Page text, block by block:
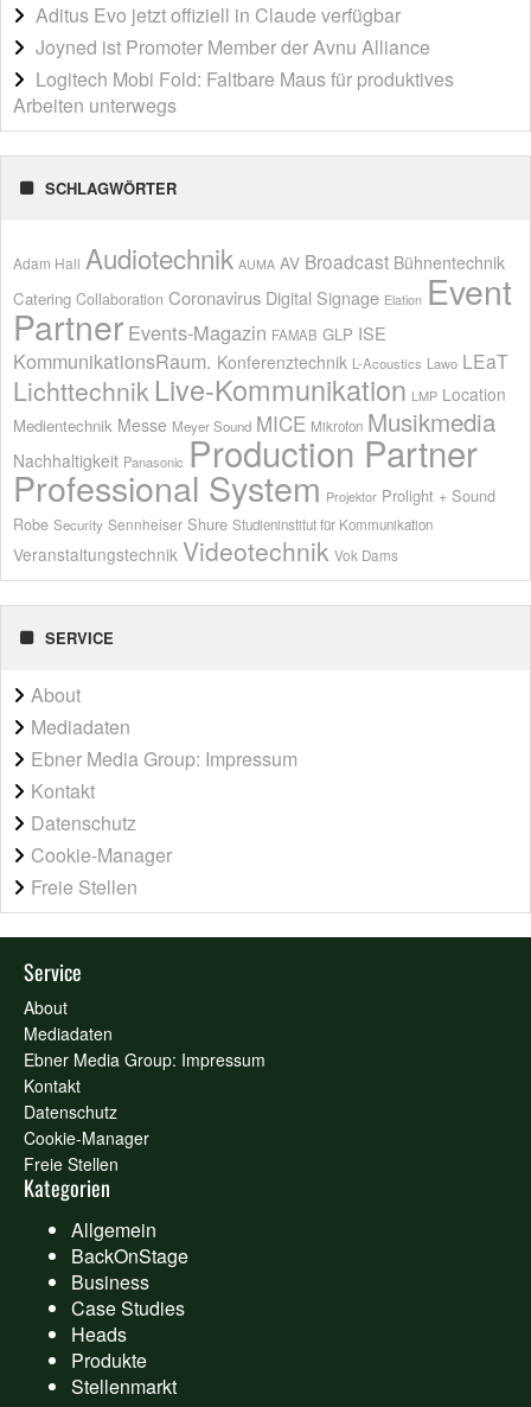
Aditus Evo jetzt offiziell in Claude verfügbar
Joyned ist Promoter Member der Avnu Alliance
Logitech Mobi Fold: Faltbare Maus für produktives
Arbeiten unterwegs
SCHLAGWÖRTER
Adam Hall Audiotechnik AUMA AV Broadcast Bühnentechnik
Catering Collaboration Coronavirus Digital Signage Elation Event
Partner Events-Magazin FAMAB GLP ISE
KommunikationsRaum. Konferenztechnik L-Acoustics Lawo LEaT
Lichttechnik Live-Kommunikation LMP Location
Medientechnik Messe Meyer Sound MICE Mikrofon Musikmedia
Nachhaltigkeit Panasonic Production Partner
Professional System Projektor Prolight + Sound
Robe Security Sennheiser Shure Studieninstitut für Kommunikation
Veranstaltungstechnik Videotechnik Vok Dams
SERVICE
About
Mediadaten
Ebner Media Group: Impressum
Kontakt
Datenschutz
Cookie-Manager
Freie Stellen
Service
About
Mediadaten
Ebner Media Group: Impressum
Kontakt
Datenschutz
Cookie-Manager
Freie Stellen
Kategorien
Allgemein
BackOnStage
Business
Case Studies
Heads
Produkte
Stellenmarkt